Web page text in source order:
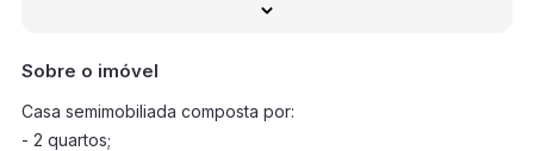
Sobre o imóvel
Casa semimobiliada composta por:
- 2 quartos;